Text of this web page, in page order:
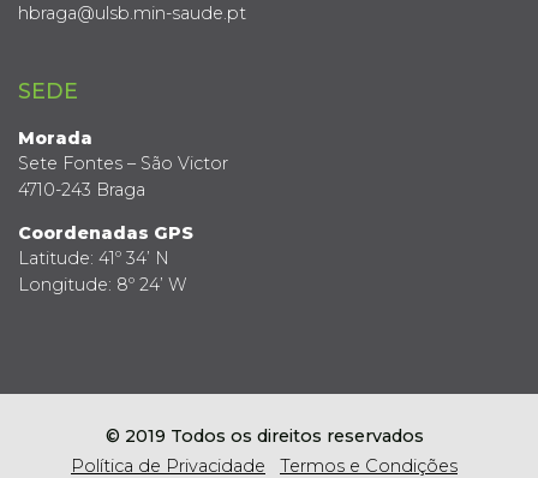
hbraga@ulsb.min-saude.pt
SEDE
Morada
Sete Fontes – São Victor
4710-243 Braga
Coordenadas GPS
Latitude: 41º 34’ N
Longitude: 8º 24’ W
© 2019 Todos os direitos reservados
Política de Privacidade
Termos e Condições